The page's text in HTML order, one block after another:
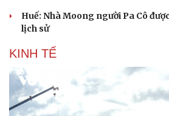
Huế: Nhà Moong người Pa Cô
lịch sử
KINH TẾ